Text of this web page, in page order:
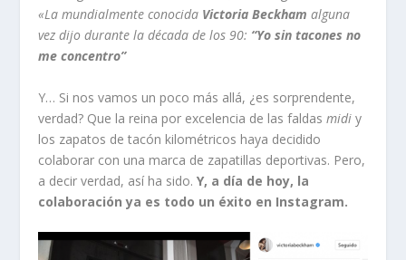
«La mundialmente conocida Victoria Beckhamalguna
vez dijo durante la década de los 90: “Yo sin tacones no
me concentro”
Y… Si nos vamos un poco más allá, ¿es sorprendente,
verdad? Que la reina por excelencia de las faldasmidi y
los zapatos de tacón kilométricos haya decidido
colaborar con una marca de zapatillas deportivas. Pero,
a decir verdad, así ha sido.Y, a día de hoy, la
colaboración ya es todo un éxito en Instagram.